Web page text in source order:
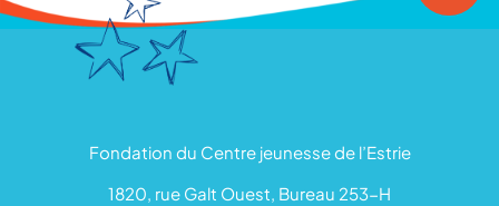
Fondation du Centre jeunesse de l’Estrie
1820, rue Galt Ouest, Bureau 253-H